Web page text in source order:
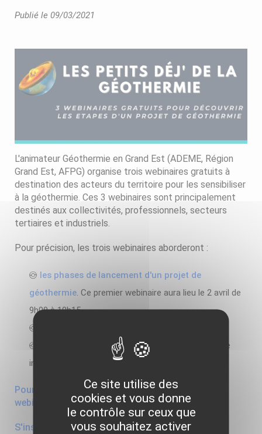
Publié le 09/03/2021
L'animateur Géothermie en Grand Est (ADEME, Région
Grand Est, AFPG) organise trois webinaires gratuits à
destination des acteurs du territoire pour les sensibiliser
à la géothermie. Ces 3 webinaires sont principalement
destinés aux collectivités, professionnels, secteurs
tertiaires et industriels.
Pour précision, les trois webinaires aborderont :
les phases de lancement d'un projet de
géothermie. Ce premier webinaire aura lieu le 2 avril de
9h00 à 10h15,
la pompe à chaleur géothermique et le suivi d'une
installation (début juillet).
Pour en savoir plus sur le programme des trois
webinaires
S'inscrire au premier webinaire
Ce site utilise des
cookies et vous donne
le contrôle sur ceux que
vous souhaitez activer